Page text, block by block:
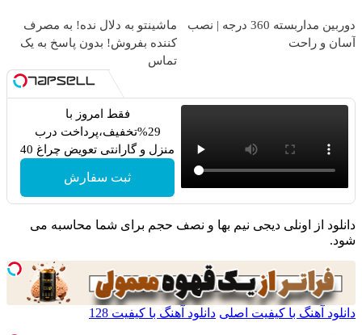
دوربین مداربسته 360 درجه | نصب
آسان و راحت
ماشینتو به دلال نده! به مصرف
کننده بفروش! بدون پاسخ به یک
تماس
فقط امروز با
29%تخفیف،پرداخت درب
منزل و گارانتی تعویض چراغ 40
ثبت سفارش
دانلود از اونلی دیجی نیم بها و نصف حجم برای شما محاسبه می
شود.
دانلود آهنگ با کیفیت اصلی دانلود آهنگ با کیفیت 128